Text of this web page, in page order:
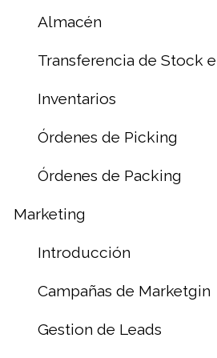
Almacén
Transferencia de Stock
Inventarios
Órdenes de Picking
Órdenes de Packing
Marketing
Introducción
Campañas de Marketgin
Gestion de Leads